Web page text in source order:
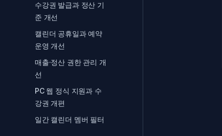
수강권 발급과 정산 기
준 개선
캘린더 공휴일과 예약
운영 개선
매출·정산 권한 관리 개
선
PC 웹 정식 지원과 수
강권 개편
일간 캘린더 멤버 필터